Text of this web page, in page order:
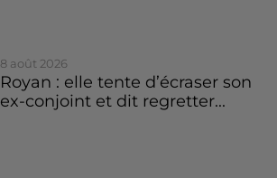
8 août 2026
Royan : elle tente d’écraser son
ex-conjoint et dit regretter...